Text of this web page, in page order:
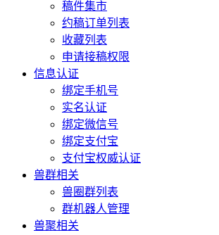
稿件集市
约稿订单列表
收藏列表
申请接稿权限
信息认证
绑定手机号
实名认证
绑定微信号
绑定支付宝
支付宝权威认证
兽群相关
兽圈群列表
群机器人管理
兽聚相关